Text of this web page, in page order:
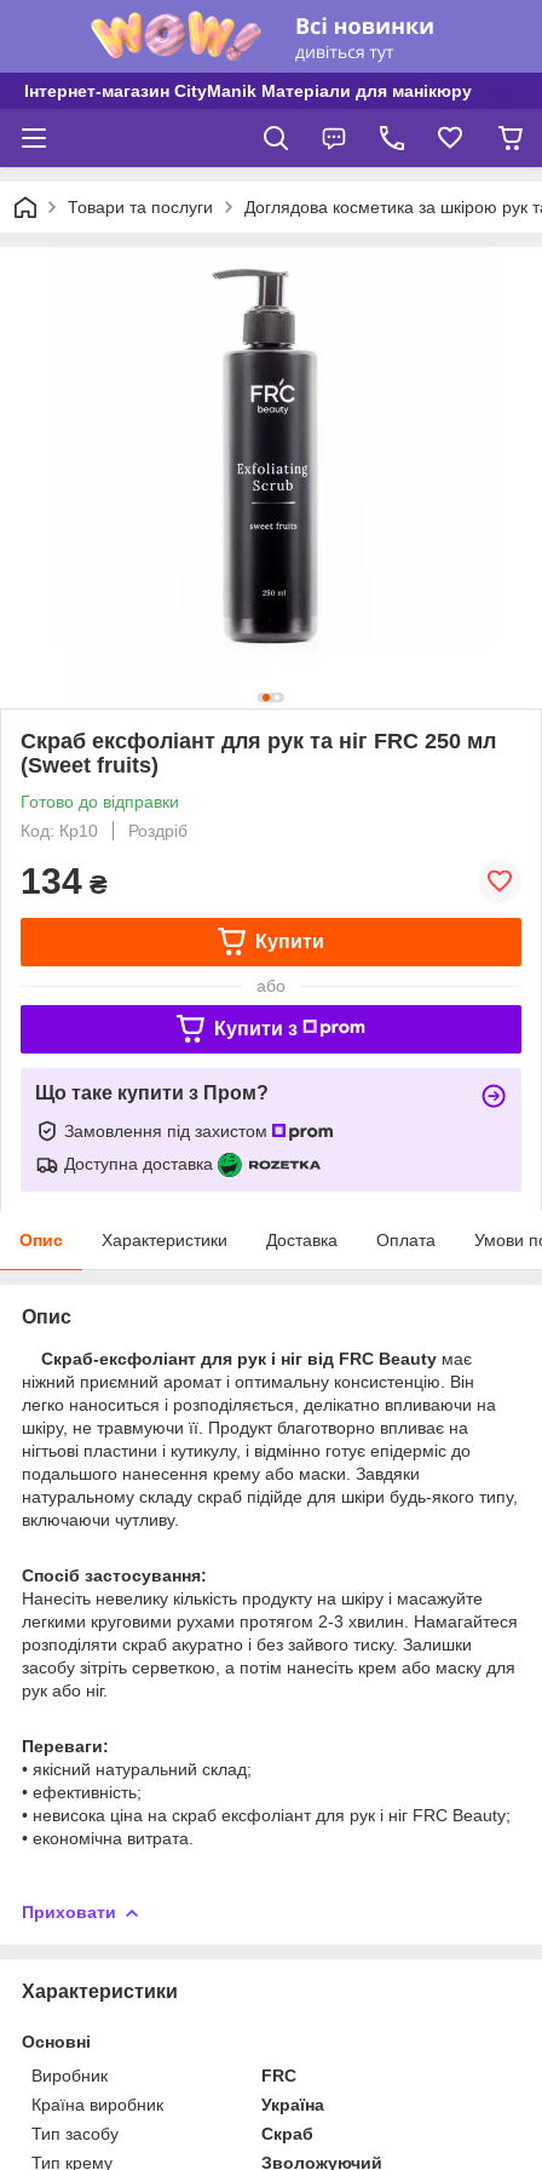
Інтернет-магазин CityManik Матеріали для манікюру
Товари та послуги Доглядова косметика за шкірою рук
Скраб ексфоліант для рук та ніг FRC 250 мл
(Sweet fruits)
Готово до відправки
Код: Кр10
Роздріб
134 ₴
Купити
або
Купити з
Що таке купити з Пром?
Замовлення під захистом
Доступна доставка
Опис Характеристики Доставка Оплата Умови
Опис
Скраб-ексфоліант для рук і ніг від FRC Beauty має
ніжний приємний аромат і оптимальну консистенцію. Він
легко наноситься і розподіляється, делікатно впливаючи на
шкіру, не травмуючи її. Продукт благотворно впливає на
нігтьові пластини і кутикулу, і відмінно готує епідерміс до
подальшого нанесення крему або маски. Завдяки
натуральному складу скраб підійде для шкіри будь-якого типу,
включаючи чутливу.
Спосіб застосування:
Нанесіть невелику кількість продукту на шкіру і масажуйте
легкими круговими рухами протягом 2-3 хвилин. Намагайтеся
розподіляти скраб акуратно і без зайвого тиску. Залишки
засобу зітріть серветкою, а потім нанесіть крем або маску для
рук або ніг.
Переваги:
• якісний натуральний склад;
• ефективність;
• невисока ціна на скраб ексфоліант для рук і ніг FRC Beauty;
• економічна витрата.
Приховати
Характеристики
Основні
Виробник
FRC
Країна виробник
Україна
Тип засобу
Скраб
Тип крему
Зволожуючий